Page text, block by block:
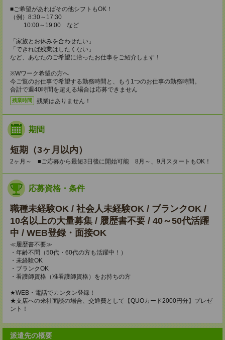
■ご希望があればその他シフトもOK！
（例）8:30～17:30
10:00～19:00 など
「家族とお休みを合わせたい」
「できれば残業はしたくない」
など、あなたのご希望に沿ったお仕事をご紹介します！
※Wワーク希望の方へ
今ご覧のお仕事で希望する勤務時間と、もう1つのお仕事の勤務時間。
合計で週40時間を超える場合は応募できません
残業時間 残業はありません！
期間
短期（3ヶ月以内）
2ヶ月～ ■ご応募から最短3日後に開始可能 8月～、9月スタートもOK！
応募資格・条件
職種未経験OK / 社会人未経験OK / ブランクOK /
10名以上の大量募集 / 履歴書不要 / 40～50代活躍
中 / WEB登録・面接OK
≪履歴書不要≫
・年齢不問（50代・60代の方も活躍中！）
・未経験OK
・ブランクOK
・看護師資格（准看護師資格）をお持ちの方
★WEB・電話でカンタン登録！
★支店への来社面談の場合、交通費として【QUOカード2000円分】プレゼ
ント！
派遣先の概要